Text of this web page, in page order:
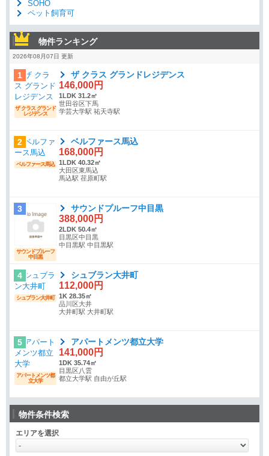
SOHO
ペット飼育可
物件ランキング
2026年08月07日 更新
1
ザ クラス グランド
レジデンス
ザ クラス グランドレジデンス
146,000円
1LDK 31.2㎡
世田谷区下馬
学芸大学駅 祐天寺駅
2
ベルファース馬込
ベルファース馬込
168,000円
1LDK 40.32㎡
大田区東馬込
馬込駅 荏原町駅
3
サウンドプルーフ
中目黒
サウンドプルーフ中目黒
388,000円
2LDK 50.4㎡
目黒区中目黒
中目黒駅 中目黒駅
4
シュブラン大井町
シュブラン大井町
112,000円
1K 28.35㎡
品川区大井
大井町駅 大井町駅
5
アパートメンツ都
立大学
アパートメンツ都立大学
141,000円
1DK 35.74㎡
目黒区八雲
都立大学駅 自由が丘駅
物件条件検索
エリアを選択